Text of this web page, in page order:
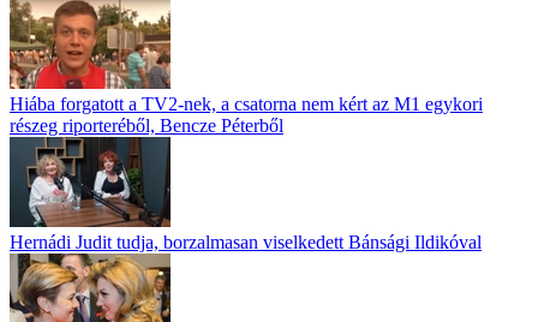
Hiába forgatott a TV2-nek, a csatorna nem kért az M1 egykori
részeg riporteréből, Bencze Péterből
Hernádi Judit tudja, borzalmasan viselkedett Bánsági Ildikóval